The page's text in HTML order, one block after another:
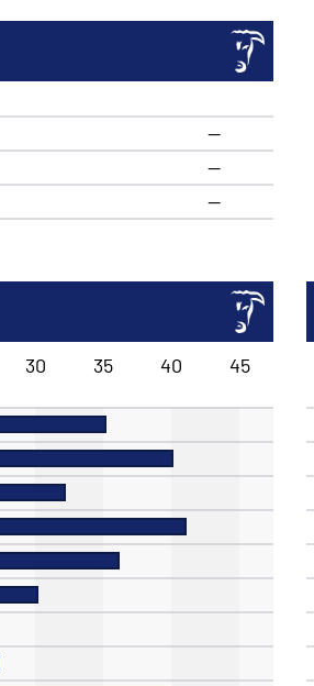
—
—
—
30 35 40 45